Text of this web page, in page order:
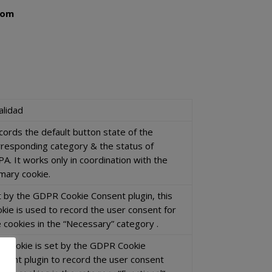
the default button state of the
category & the status of
It works only in coordination with the
cookie.
by the GDPR Cookie Consent plugin, this
is used to record the user consent for
cookies in the “Necessary” category .
cookie is set by the GDPR Cookie
plugin to record the user consent